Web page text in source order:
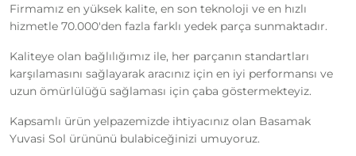
Firmamız en yüksek kalite, en son teknoloji ve en hızlı
hizmetle 70.000'den fazla farklı yedek parça sunmaktadır.
Kaliteye olan bağlılığımız ile, her parçanın standartları
karşılamasını sağlayarak aracınız için en iyi performansı ve
uzun ömürlülüğü sağlaması için çaba göstermekteyiz.
Kapsamlı ürün yelpazemizde ihtiyacınız olan Basamak
Yuvasi Sol ürününü bulabiceğinizi umuyoruz.